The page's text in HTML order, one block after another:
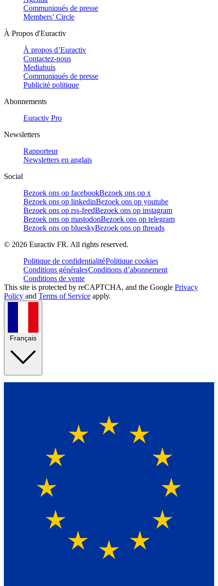
Communiqués de presse
Members’ Circle
À Propos d'Euractiv
À propos d’Euractiv
Contactez-nous
Mediahuis
Communiqués de presse
Publicité politique
Abonnements
Euractiv Pro
Newsletters
Rapporteur
Newsletters en anglais
Social
Bezoek ons op facebookBezoek ons op x
Bezoek ons op linkedinBezoek ons op youtube
Bezoek ons op rss-feedBezoek ons op instagram
Bezoek ons op mastodonBezoek ons op telegram
Bezoek ons op blueskyBezoek ons op threads
© 2026 Euractiv FR. All rights reserved.
Politique de confidentialitéPolitique cookies
Conditions généralesConditions d’abonnement
Conditions de vente
This site is protected by reCAPTCHA, and the Google Privacy
Policy and Terms of Service apply.
Français